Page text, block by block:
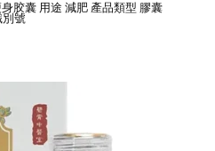
胶囊 用途 減肥 產品類型 膠囊
號